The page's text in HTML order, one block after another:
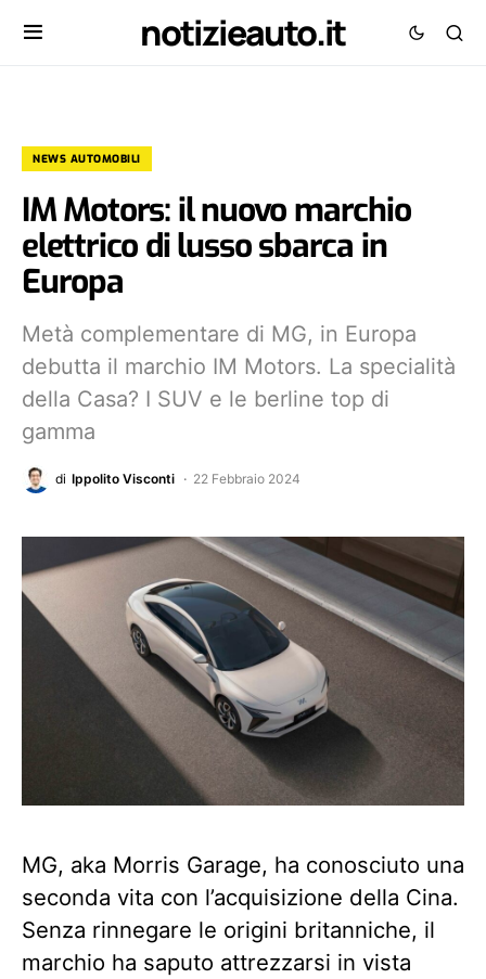
notizieauto.it
NEWS AUTOMOBILI
IM Motors: il nuovo marchio
elettrico di lusso sbarca in
Europa
Metà complementare di MG, in Europa
debutta il marchio IM Motors. La specialità
della Casa? I SUV e le berline top di
gamma
di Ippolito Visconti 22 Febbraio 2024
MG, aka Morris Garage, ha conosciuto una
seconda vita con l’acquisizione della Cina.
Senza rinnegare le origini britanniche, il
marchio ha saputo attrezzarsi in vista